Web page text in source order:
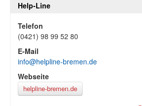
Help-Line
Telefon
(0421) 98 99 52 80
E-Mail
info@helpline-bremen.de
Webseite
helpline-bremen.de